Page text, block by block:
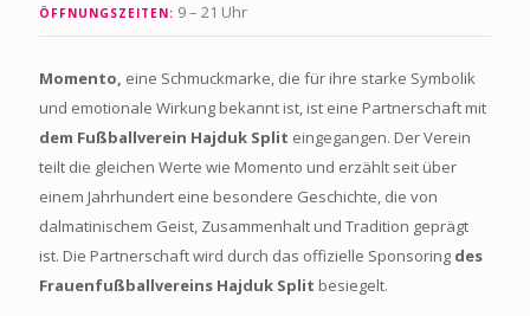
ÖFFNUNGSZEITEN: 9 – 21 Uhr
Momento, eine Schmuckmarke, die für ihre starke Symbolik
und emotionale Wirkung bekannt ist, ist eine Partnerschaft mit
dem Fußballverein Hajduk Split eingegangen. Der Verein
teilt die gleichen Werte wie Momento und erzählt seit über
einem Jahrhundert eine besondere Geschichte, die von
dalmatinischem Geist, Zusammenhalt und Tradition geprägt
ist. Die Partnerschaft wird durch das offizielle Sponsoring des
Frauenfußballvereins Hajduk Split besiegelt.